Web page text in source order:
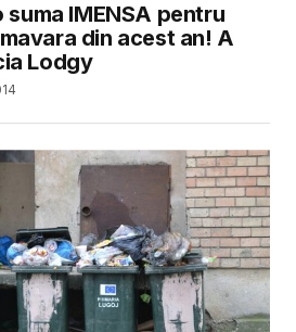
IMENSA pentru
din acest an! A
Lodgy